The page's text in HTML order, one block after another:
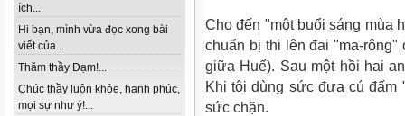
ích...
Hi bạn, mình vừa đọc xong bài
viết của...
Thăm thầy Đạm!...
Chúc thầy luôn khỏe, hạnh phúc,
mọi sự như ý!...
Cho đến "một buổi sáng mùa
chuẩn bị thi lên đai "ma-
giữa Huế). Sau một hồi hai
Khi tôi dùng sức đưa cú đấm
sức chặn.